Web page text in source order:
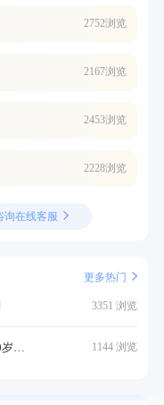
2752浏览
2167浏览
2453浏览
2228浏览
询在线客服
更多热门
3351 浏览
！ 1144 浏览